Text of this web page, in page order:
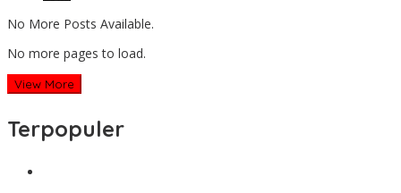
No More Posts Available.
No more pages to load.
View More
Terpopuler